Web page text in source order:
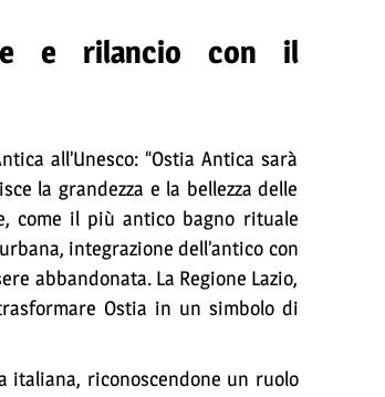
e rilancio con il
all’Unesco: “Ostia Antica sarà
la grandezza e la bellezza delle
come il più antico bagno rituale
integrazione dell’antico con
abbandonata. La Regione Lazio,
Ostia in un simbolo di
riconoscendone un ruolo